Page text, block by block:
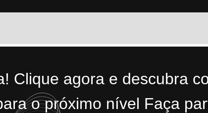
Clique agora e descubra
o próximo nível Faça